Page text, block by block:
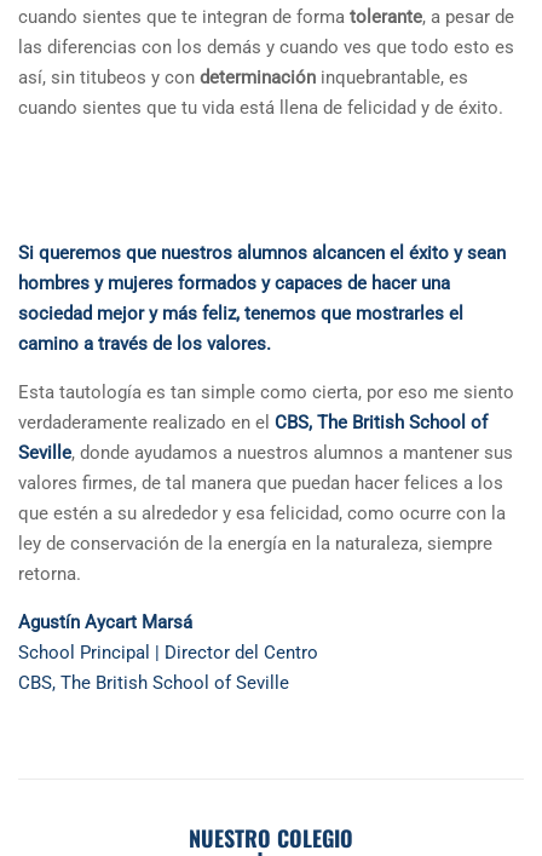
cuando sientes que te integran de forma tolerante, a pesar de
las diferencias con los demás y cuando ves que todo esto es
así, sin titubeos y con determinación inquebrantable, es
cuando sientes que tu vida está llena de felicidad y de éxito.
Si queremos que nuestros alumnos alcancen el éxito y sean
hombres y mujeres formados y capaces de hacer una
sociedad mejor y más feliz, tenemos que mostrarles el
camino a través de los valores.
Esta tautología es tan simple como cierta, por eso me siento
verdaderamente realizado en el CBS, The British School of
Seville, donde ayudamos a nuestros alumnos a mantener sus
valores firmes, de tal manera que puedan hacer felices a los
que estén a su alrededor y esa felicidad, como ocurre con la
ley de conservación de la energía en la naturaleza, siempre
retorna.
Agustín Aycart Marsá
School Principal | Director del Centro
CBS, The British School of Seville
NUESTRO COLEGIO